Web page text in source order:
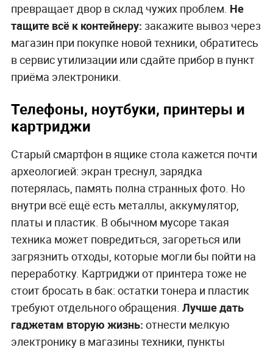
превращает двор в склад чужих проблем. Не
тащите всё к контейнеру: закажите вывоз через
магазин при покупке новой техники, обратитесь
в сервис утилизации или сдайте прибор в пункт
приёма электроники.
Телефоны, ноутбуки, принтеры и
картриджи
Старый смартфон в ящике стола кажется почти
археологией: экран треснул, зарядка
потерялась, память полна странных фото. Но
внутри всё ещё есть металлы, аккумулятор,
платы и пластик. В обычном мусоре такая
техника может повредиться, загореться или
загрязнить отходы, которые могли бы пойти на
переработку. Картриджи от принтера тоже не
стоит бросать в бак: остатки тонера и пластик
требуют отдельного обращения. Лучше дать
гаджетам вторую жизнь: отнести мелкую
электронику в магазины техники, пункты